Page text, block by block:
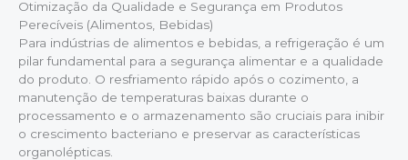
Otimização da Qualidade e Segurança em Produtos
Perecíveis (Alimentos, Bebidas)
Para indústrias de alimentos e bebidas, a refrigeração é um
pilar fundamental para a segurança alimentar e a qualidade
do produto. O resfriamento rápido após o cozimento, a
manutenção de temperaturas baixas durante o
processamento e o armazenamento são cruciais para inibir
o crescimento bacteriano e preservar as características
organolépticas.